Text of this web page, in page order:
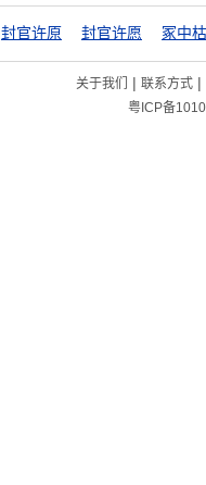
封官许原 封官许愿 冢中
关于我们 | 联系方式|
粤ICP备